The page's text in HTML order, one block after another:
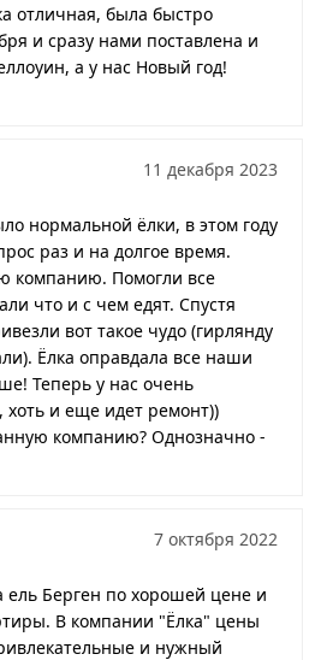
отличная, была быстро
и сразу нами поставлена и
а у нас Новый год!
11 декабря 2023
нормальной ёлки, в этом году
раз и на долгое время.
компанию. Помогли все
что и с чем едят. Спустя
вот такое чудо (гирлянду
Ёлка оправдала все наши
Теперь у нас очень
и еще идет ремонт))
компанию? Однозначно -
7 октября 2022
ель Берген по хорошей цене и
В компании "Ёлка" цены
и нужный